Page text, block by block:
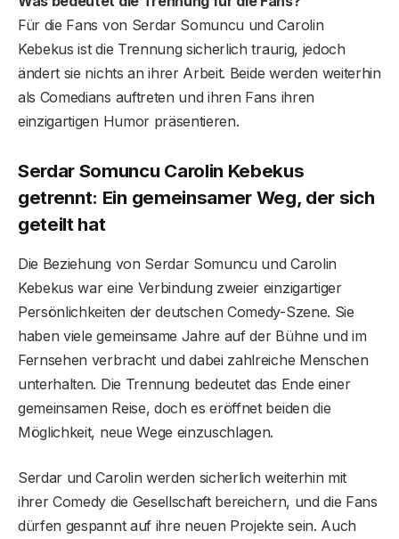
Für die Fans von Serdar Somuncu und Carolin
Kebekus ist die Trennung sicherlich traurig, jedoch
ändert sie nichts an ihrer Arbeit. Beide werden weiterhin
als Comedians auftreten und ihren Fans ihren
einzigartigen Humor präsentieren.
Serdar Somuncu Carolin Kebekus
getrennt: Ein gemeinsamer Weg, der sich
geteilt hat
Die Beziehung von Serdar Somuncu und Carolin
Kebekus war eine Verbindung zweier einzigartiger
Persönlichkeiten der deutschen Comedy-Szene. Sie
haben viele gemeinsame Jahre auf der Bühne und im
Fernsehen verbracht und dabei zahlreiche Menschen
unterhalten. Die Trennung bedeutet das Ende einer
gemeinsamen Reise, doch es eröffnet beiden die
Möglichkeit, neue Wege einzuschlagen.
Serdar und Carolin werden sicherlich weiterhin mit
ihrer Comedy die Gesellschaft bereichern, und die Fans
dürfen gespannt auf ihre neuen Projekte sein. Auch